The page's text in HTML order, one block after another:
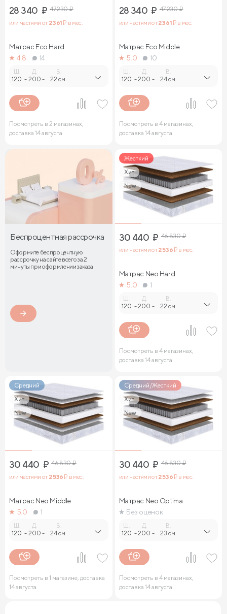
28 340 ₽ 47 230₽
или частями от 2 361₽ в мес.
Матрас Eco Hard
4.8
14
120 -
Д.
200 -
В.
22 см.
Посмотреть в 2 магазинах,
доставка 14 августа
28 340 ₽ 47 230₽
или частями от2 361₽ в мес.
Матрас Eco Middle
5.0
10
120 -
Д.
200 -
В.
24 см.
Посмотреть в 4 магазинах,
доставка 14 августа
Беспроцентная рассрочка
Оформите беспроцентную
рассрочку на сайте всего за 2
минуты при оформлении заказа
Жесткий
Хит
New
30 440 ₽ 46 830₽
или частями от2 536₽ в мес.
Матрас Neo Hard
5.0
1
120 -
Д.
200 -
В.
22 см.
Посмотреть в 4 магазинах,
доставка 14 августа
Средний
Хит
New
30 440 ₽ 46 830₽
или частями от 2 536₽ в мес.
Матрас Neo Middle
5.0
1
120 -
Д.
200 -
В.
24 см.
Посмотреть в 1 магазине, доставка
14 августа
Средний/Жесткий
Хит
New
30 440 ₽ 46 830₽
или частями от2 536₽ в мес.
Матрас Neo Optima
Без оценок
120 -
Д.
200 -
В.
23 см.
Посмотреть в 4 магазинах,
доставка 14 августа